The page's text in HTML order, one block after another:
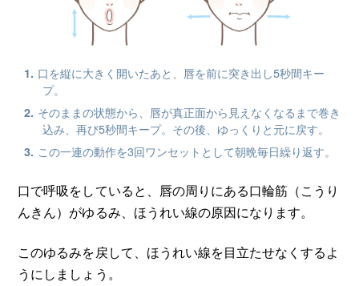
口を縦に大きく開いたあと、唇を前に突き出し5秒間キー
プ。
そのままの状態から、唇が真正面から見えなくなるまで巻き
込み、再び5秒間キープ。その後、ゆっくりと元に戻す。
この一連の動作を3回ワンセットとして朝晩毎日繰り返す。
口で呼吸をしていると、唇の周りにある口輪筋（こうり
んきん）がゆるみ、ほうれい線の原因になります。
このゆるみを戻して、ほうれい線を目立たせなくするよ
うにしましょう。